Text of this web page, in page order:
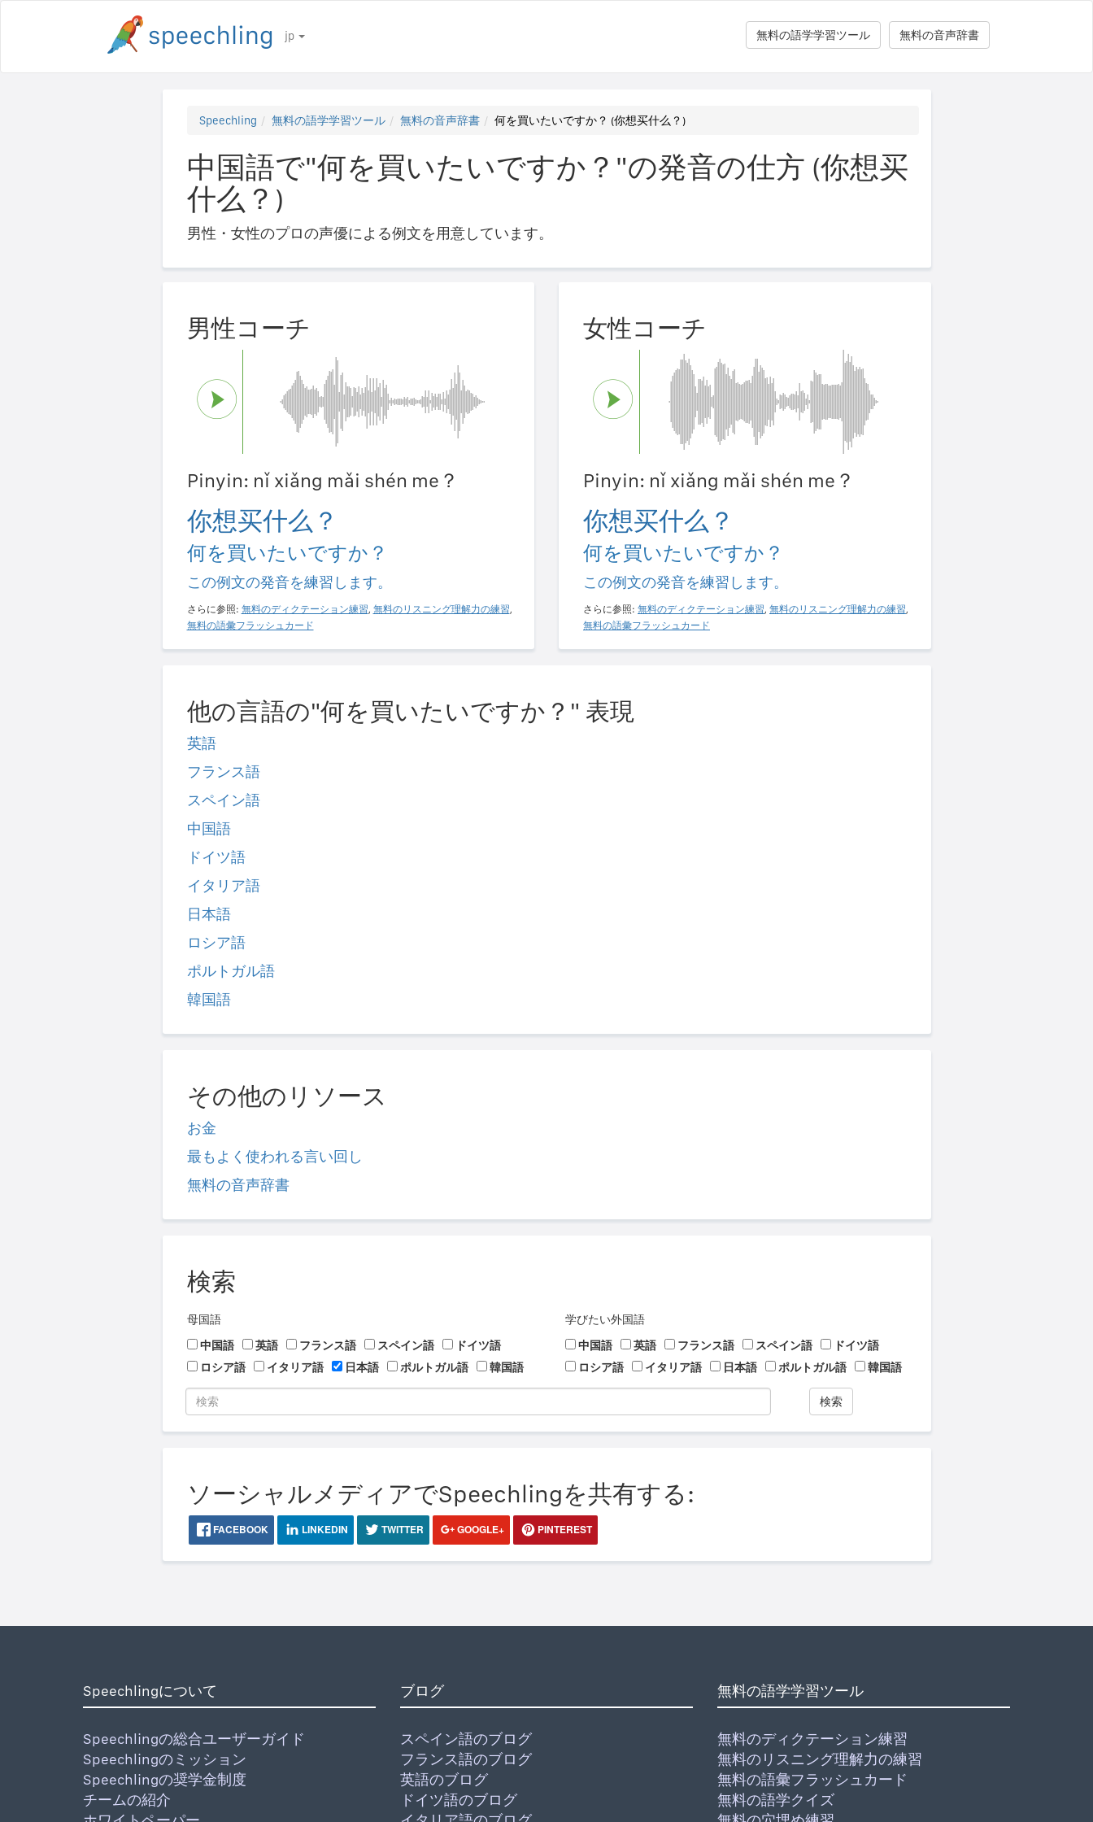
jp 無料の音声辞書
無料の語学学習ツール
Speechling 無料の語学学習ツール 無料の音声辞書 何を買いたいですか？ (你想买什么？)
中国語で"何を買いたいですか？"の発音の仕方 (你想买
什么？)
男性・女性のプロの声優による例文を用意しています。
男性コーチ
Pinyin: nǐ xiǎng mǎi shén me？
你想买什么？
何を買いたいですか？
この例文の発音を練習します。
さらに参照: 無料のディクテーション練習, 無料のリスニング理解力の練習,
無料の語彙フラッシュカード
女性コーチ
Pinyin: nǐ xiǎng mǎi shén me？
你想买什么？
何を買いたいですか？
この例文の発音を練習します。
さらに参照: 無料のディクテーション練習, 無料のリスニング理解力の練習,
無料の語彙フラッシュカード
他の言語の"何を買いたいですか？" 表現
英語
フランス語
スペイン語
中国語
ドイツ語
イタリア語
日本語
ロシア語
ポルトガル語
韓国語
その他のリソース
お金
最もよく使われる言い回し
無料の音声辞書
検索
母国語
中国語
英語 フランス語 スペイン語
ドイツ語
ロシア語
イタリア語 日本語 ポルトガル語 韓国語
学びたい外国語
中国語
英語 フランス語 スペイン語
ドイツ語
ロシア語
イタリア語 日本語 ポルトガル語 韓国語
検索
ソーシャルメディアでSpeechlingを共有する:
FACEBOOK LINKEDIN TWITTER GOOGLE+ PINTEREST
Speechlingについて
Speechlingの総合ユーザーガイド
Speechlingのミッション
Speechlingの奨学金制度
チームの紹介
ブログ
スペイン語のブログ
フランス語のブログ
英語のブログ
ドイツ語のブログ
無料の語学学習ツール
無料のディクテーション練習
無料のリスニング理解力の練習
無料の語彙フラッシュカード
無料の語学クイズ